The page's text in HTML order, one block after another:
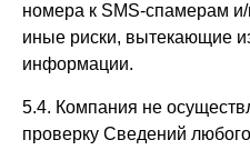
номера к SMS-спамерам
иные риски, вытекающие
информации.
5.4. Компания не
проверку Сведений